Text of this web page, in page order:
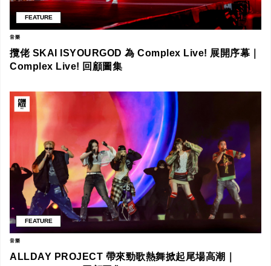
FEATURE
音樂
攬佬 SKAI ISYOURGOD 為 Complex Live! 展開序幕｜
Complex Live! 回顧圖集
FEATURE
音樂
ALLDAY PROJECT 帶來勁歌熱舞掀起尾場高潮｜